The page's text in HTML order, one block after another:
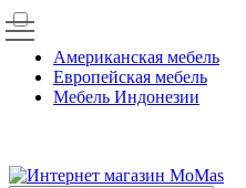
Американская мебель
Европейская мебель
Мебель Индонезии